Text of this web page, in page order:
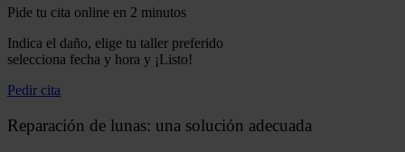
Pide tu cita online en 2 minutos
Indica el daño, elige tu taller preferido
selecciona fecha y hora y ¡Listo!
Pedir cita
Reparación de lunas: una solución adecuada